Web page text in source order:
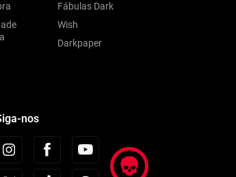
Fábulas Dark
Wish
Darkpaper
nos